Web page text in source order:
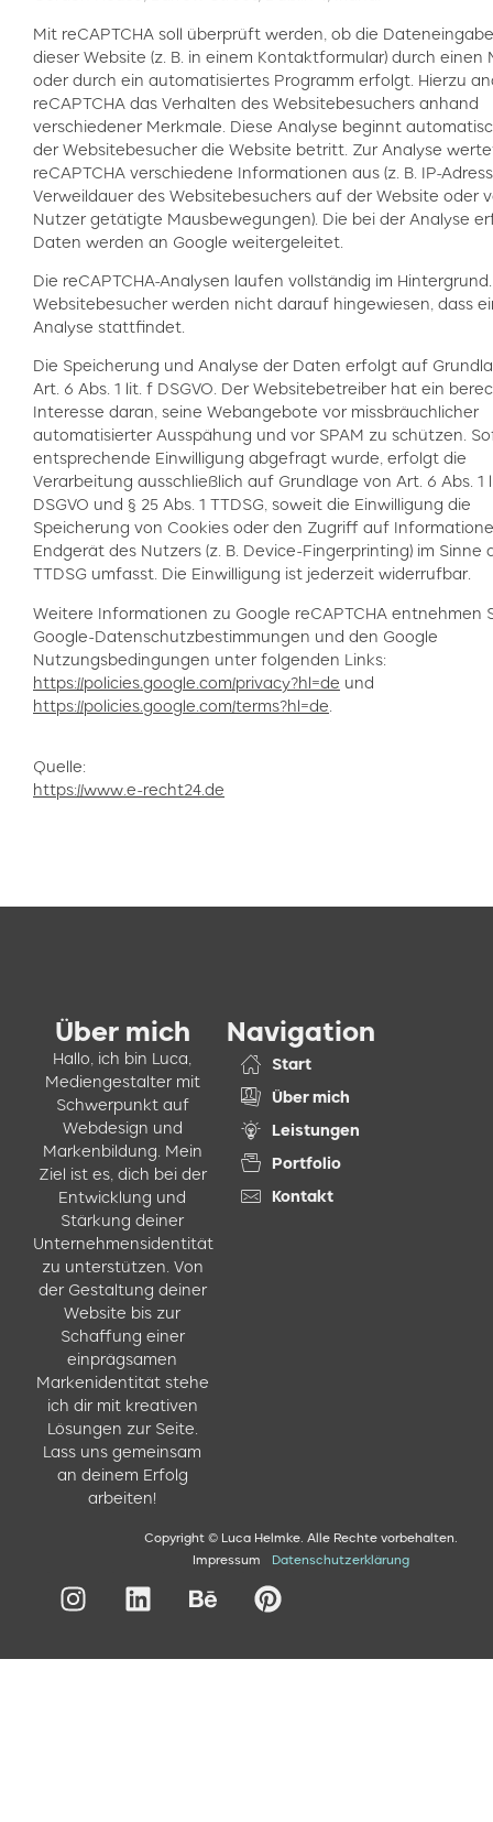
Mit reCAPTCHA soll überprüft werden, ob die
dieser Website (z. B. in einem Kontaktformular) durch einen
oder durch ein automatisiertes Programm erfolgt. Hierzu
reCAPTCHA das Verhalten des Websitebesuchers anhand
verschiedener Merkmale. Diese Analyse beginnt
der Websitebesucher die Website betritt. Zur Analyse
reCAPTCHA verschiedene Informationen aus (z. B. IP-
Verweildauer des Websitebesuchers auf der Website oder
Nutzer getätigte Mausbewegungen). Die bei der Analyse
Daten werden an Google weitergeleitet.
Die reCAPTCHA-Analysen laufen vollständig im Hintergrund.
Websitebesucher werden nicht darauf hingewiesen, dass
Analyse stattfindet.
Die Speicherung und Analyse der Daten erfolgt auf
Art. 6 Abs. 1 lit. f DSGVO. Der Websitebetreiber hat ein
Interesse daran, seine Webangebote vor missbräuchlicher
automatisierter Ausspähung und vor SPAM zu schützen.
entsprechende Einwilligung abgefragt wurde, erfolgt die
Verarbeitung ausschließlich auf Grundlage von Art. 6 Abs. 1
DSGVO und § 25 Abs. 1 TTDSG, soweit die Einwilligung die
Speicherung von Cookies oder den Zugriff auf
Endgerät des Nutzers (z. B. Device-Fingerprinting) im Sinne
TTDSG umfasst. Die Einwilligung ist jederzeit widerrufbar.
Weitere Informationen zu Google reCAPTCHA entnehmen
Google-Datenschutzbestimmungen und den Google
Nutzungsbedingungen unter folgenden Links:
https://policies.google.com/privacy?hl=de und
https://policies.google.com/terms?hl=de
Quelle:
https://www.e-recht24.de
Über mich
Hallo, ich bin Luca,
Mediengestalter mit
Schwerpunkt auf
Webdesign und
Markenbildung. Mein
Ziel ist es, dich bei der
Entwicklung und
Stärkung deiner
Unternehmensidentität
zu unterstützen. Von
der Gestaltung deiner
Website bis zur
Schaffung einer
einprägsamen
Markenidentität stehe
ich dir mit kreativen
Lösungen zur Seite.
Lass uns gemeinsam
an deinem Erfolg
arbeiten!
Navigation
Start
Über mich
Leistungen
Portfolio
Kontakt
Copyright © Luca Helmke. Alle Rechte vorbehalten.
Impressum
Datenschutzerklärung